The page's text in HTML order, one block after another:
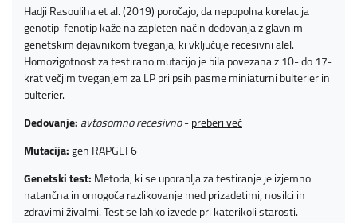
Hadji Rasouliha et al. (2019) poročajo, da nepopolna korelacija
genotip-fenotip kaže na zapleten način dedovanja z glavnim
genetskim dejavnikom tveganja, ki vključuje recesivni alel.
Homozigotnost za testirano mutacijo je bila povezana z 10- do 17-
krat večjim tveganjem za LP pri psih pasme miniaturni bulterier in
bulterier.
Dedovanje:avtosomno recesivno-preberi več
Mutacija:gen RAPGEF6
Genetski test:Metoda, ki se uporablja za testiranje je izjemno
natančna in omogoča razlikovanje med prizadetimi, nosilci in
zdravimi živalmi. Test se lahko izvede pri katerikoli starosti.